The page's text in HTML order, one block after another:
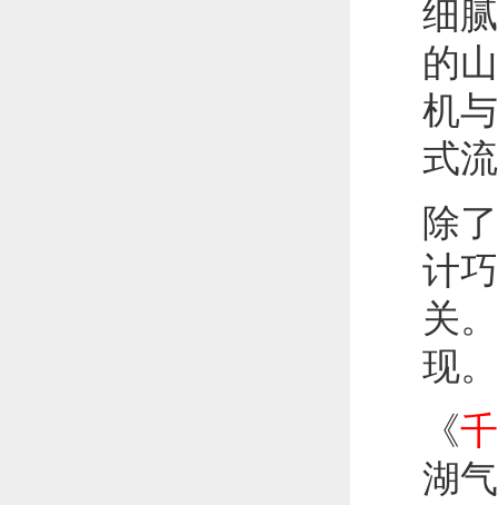
细
的
机
式
除
计
关
现
《
湖